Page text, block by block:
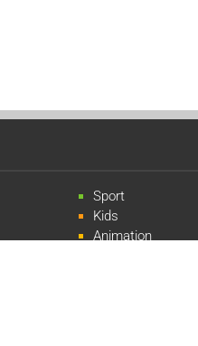
Sport
Kids
Animation